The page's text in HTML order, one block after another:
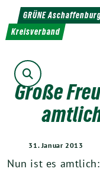
Weiter
zum
Inhalt
GRÜNE
Kreisverband
Suche
Große
31. Januar 2013
Nun ist es